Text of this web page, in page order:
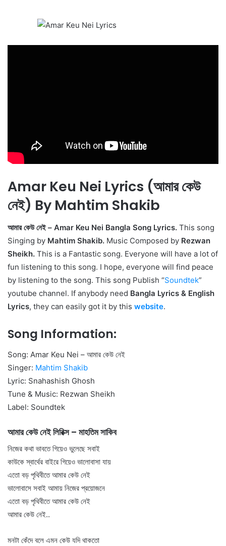
Amar Keu Nei Lyrics (আমার কেউ
নেই) By Mahtim Shakib
আমার কেউ নেই – Amar Keu Nei Bangla Song Lyrics. This song
Singing by Mahtim Shakib. Music Composed by Rezwan
Sheikh. This is a Fantastic song. Everyone will have a lot of
fun listening to this song. I hope, everyone will find peace
by listening to the song. This song Publish “Soundtek”
youtube channel. If anybody need Bangla Lyrics & English
Lyrics, they can easily got it by this website.
Song Information:
Song: Amar Keu Nei – আমার কেউ নেই
Singer: Mahtim Shakib
Lyric: Snahashish Ghosh
Tune & Music: Rezwan Sheikh
Label: Soundtek
আমার কেউ নেই লিরিক্স – মাহতিম সাকিব
নিজের কথা ভাবতে গিয়েও ভুলেছে সবাই
কাউকে স্বার্থের বাইরে গিয়েও ভালোবাসা যায়
এতো বড় পৃথিবীতে আমার কেউ নেই
ভালোবাসে সবাই আমায় নিজের প্রয়োজনে
এতো বড় পৃথিবীতে আমার কেউ নেই
আমার কেউ নেই..
মনটা কেঁদে বলে এমন কেউ যদি থাকতো